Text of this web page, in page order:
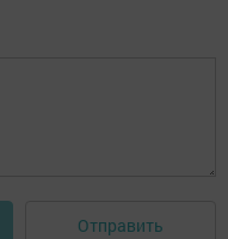
Отправить